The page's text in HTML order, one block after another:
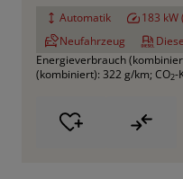
Automatik 183 kW
Neufahrzeug
Energieverbrauch
(kombiniert): 322 g/km; CO2-